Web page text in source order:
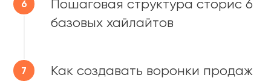
Пошаговая структура сторис 6
базовых хайлайтов
Как создавать воронки продаж